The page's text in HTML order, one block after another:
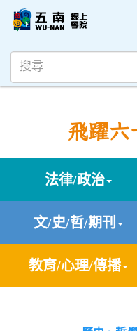
飛躍
法律/政治
文/史/哲/期刊
教育/心理/傳播